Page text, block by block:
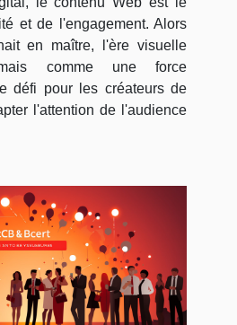
et de l'engagement. Alors
en maître, l'ère visuelle
comme une force
défi pour les créateurs de
l'attention de l'audience